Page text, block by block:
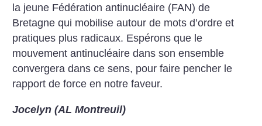
la jeune Fédération antinucléaire (FAN) de
Bretagne qui mobilise autour de mots d’ordre et
pratiques plus radicaux. Espérons que le
mouvement antinucléaire dans son ensemble
convergera dans ce sens, pour faire pencher le
rapport de force en notre faveur.
Jocelyn (AL Montreuil)